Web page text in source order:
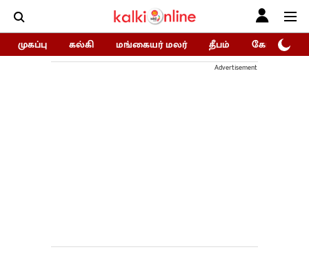
முகப்பு கல்கி மங்கையர் மலர் தீபம் கோகுலம்/
Advertisement